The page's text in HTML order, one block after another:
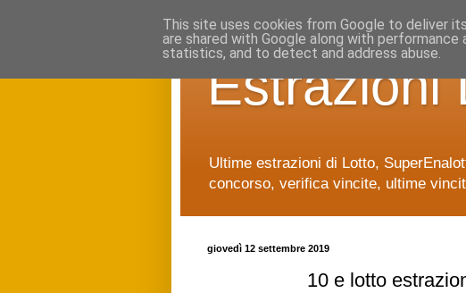
Estrazioni
Ultime estrazioni di Lotto,
concorso, verifica vincite, ultime
giovedì 12 settembre 2019
10 e lotto
This site uses cookies from Google to deliver
are shared with Google along with
statistics, and to detect and address abuse.